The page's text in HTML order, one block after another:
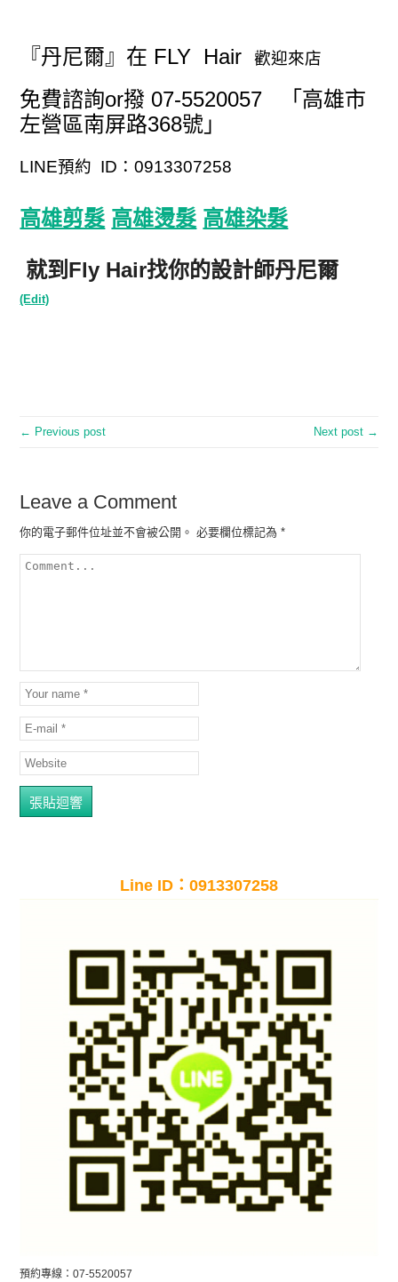
『丹尼爾』在 FLY Hair歡迎來店
免費諮詢or撥 07-5520057 「高雄市
左營區南屏路368號」
LINE預約 ID：0913307258
高雄剪髮 高雄燙髮 高雄染髮
就到Fly Hair找你的設計師丹尼爾
(Edit)
← Previous post Next post →
Leave a Comment
你的電子郵件位址並不會被公開。 必要欄位標記為*
Line ID：0913307258
預約專線：07-5520057